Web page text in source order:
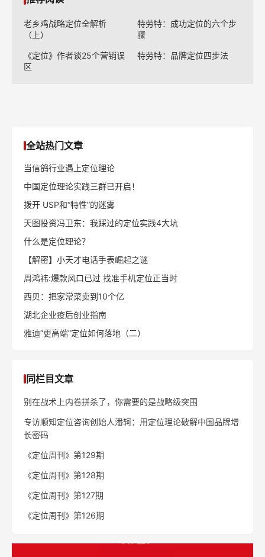
老乡鸡战略定位全解析
（上）
特劳特：成功定位的六个步
骤
《定位》作者谈25个营销误
区
特劳特：品牌定位四步法
全站热门文章
当信鸽行业遇上定位理论
中国定位理论实践三群已开启！
拨开 USP和“特性”的迷雾
天图投资冯卫东：我踩过的定位实践4大坑
什么是定位理论？
【解密】小天才电话手表崛起之谜
周鸿祎:爆款风口已过 找准手机定位正当时
西贝：把家常菜卖到10个亿
湖北企业疫后创业指南
雅迪“更高端”定位如何落地（二）
同栏目文章
别在战术上内卷拼杀了，你需要的是战略级突围
专访顺知定位咨询创始人潘轲：用定位理论破解中国品牌增
长密码
《定位周刊》第129期
《定位周刊》第128期
《定位周刊》第127期
《定位周刊》第126期